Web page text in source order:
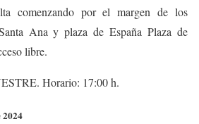
comenzando por el margen de los
Ana y plaza de España Plaza de
libre.
Horario: 17:00 h.